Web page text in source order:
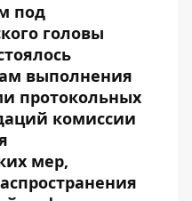
под
головы
выполнения
протокольных
комиссии
мер,